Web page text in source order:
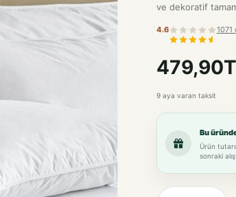
ve dekoratif
4.6 1071
9 aya varan taksit
Bu
Ürün
sonraki